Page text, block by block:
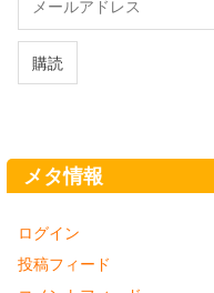
ル
ド
購読
メタ情報
ログイン
投稿フィード